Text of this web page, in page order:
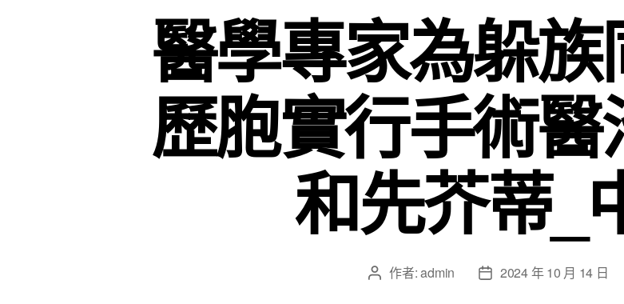
醫學專家為躲
歷胞實行手術
和先芥蒂_
文 作者:admin
文 2024 年 10 月 14 日